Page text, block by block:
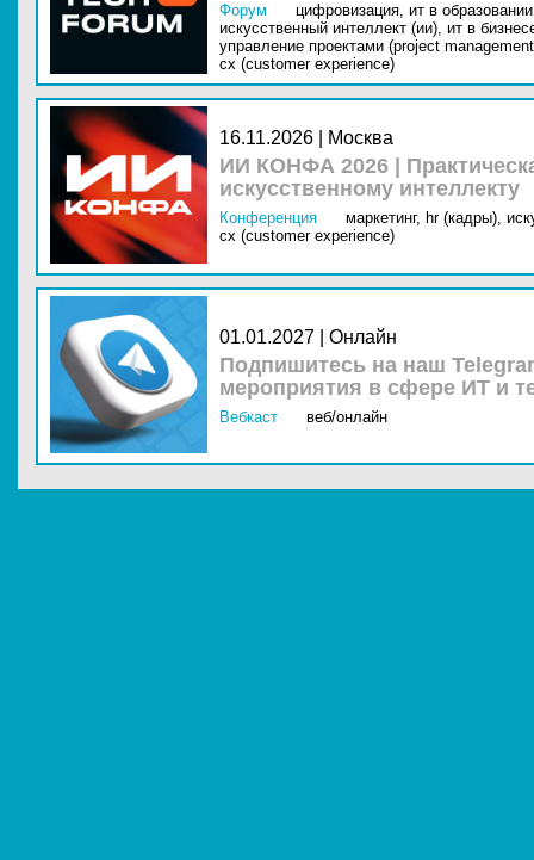
Форум цифровизация, ит в
искусственный интеллект (ии), ит в
управление проектами (project
cx (customer experience)
16.11.2026 | Москва
ИИ КОНФА 2026 |
искусственному интеллекту
Конференция маркетинг, hr (кадры),
cx (customer experience)
01.01.2027 | Онлайн
Подпишитесь на наш
мероприятия в сфере ИТ и
Вебкаст веб/онлайн